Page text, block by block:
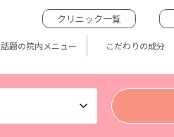
クリニック一覧
話題の院内メニュー こだわりの成分